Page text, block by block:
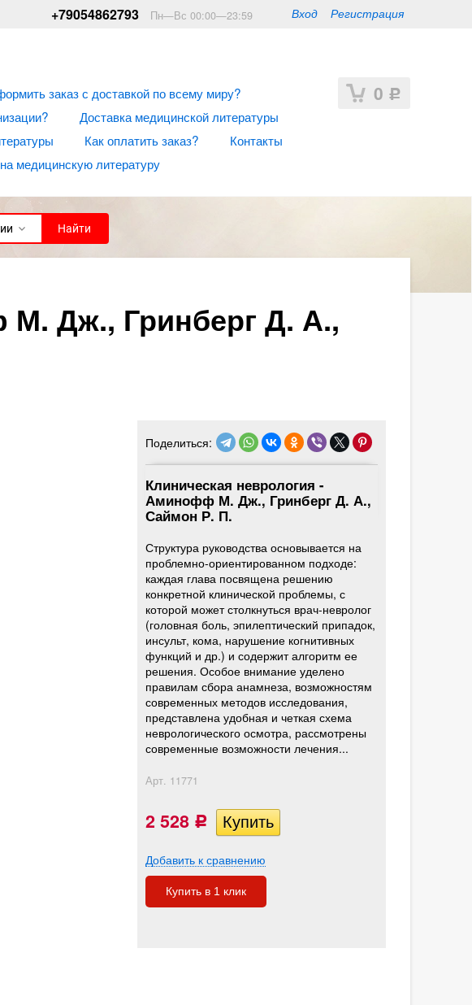
Вход Регистрация
+79054862793 Пн—Вс 00:00—23:59
0 Р
заказ с доставкой по всему миру?
Доставка медицинской литературы
Как оплатить заказ?
Контакты
медицинскую литературу
Найти
М. Дж., Гринберг Д. А.,
Поделиться:
Клиническая неврология -
Аминофф М. Дж., Гринберг Д. А.,
Саймон Р. П.
Структура руководства основывается на
проблемно-ориентированном подходе:
каждая глава посвящена решению
конкретной клинической проблемы, с
которой может столкнуться врач-невролог
(головная боль, эпилептический припадок,
инсульт, кома, нарушение когнитивных
функций и др.) и содержит алгоритм ее
решения. Особое внимание уделено
правилам сбора анамнеза, возможностям
современных методов исследования,
представлена удобная и четкая схема
неврологического осмотра, рассмотрены
современные возможности лечения...
Арт. 11771
2 528 Р
Добавить к сравнению
Купить в 1 клик